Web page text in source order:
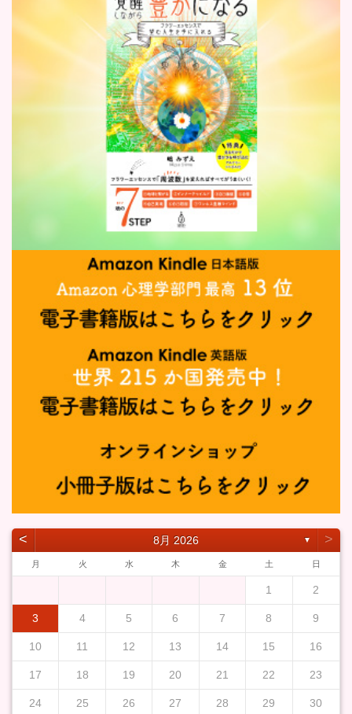
˂ 8月 2026 ▼ ˃
月 火 水 木 金 土 日
1 2
3 4 5 6 7 8 9
10 11 12 13 14 15 16
17 18 19 20 21 22 23
24 25 26 27 28 29 30